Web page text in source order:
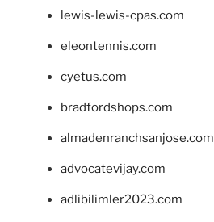
lewis-lewis-cpas.com
eleontennis.com
cyetus.com
bradfordshops.com
almadenranchsanjose.com
advocatevijay.com
adlibilimler2023.com